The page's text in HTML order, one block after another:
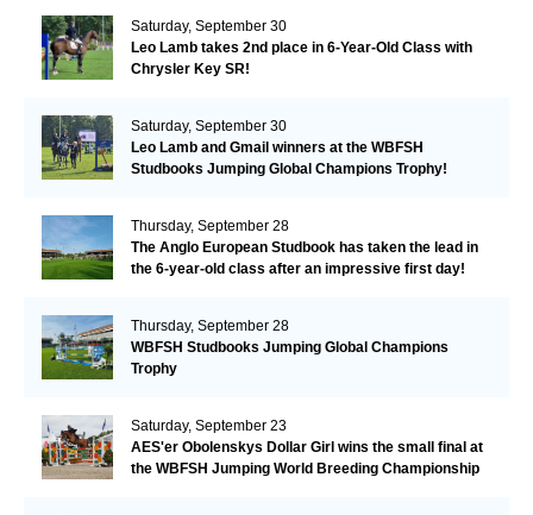
Saturday, September 30
Leo Lamb takes 2nd place in 6-Year-Old Class with
Chrysler Key SR!
Saturday, September 30
Leo Lamb and Gmail winners at the WBFSH
Studbooks Jumping Global Champions Trophy!
Thursday, September 28
The Anglo European Studbook has taken the lead in
the 6-year-old class after an impressive first day!​
Thursday, September 28
WBFSH Studbooks Jumping Global Champions
Trophy
Saturday, September 23
AES'er Obolenskys Dollar Girl wins the small final at
the WBFSH Jumping World Breeding Championship